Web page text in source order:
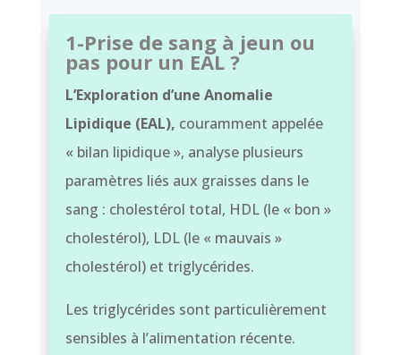
1-Prise de sang à jeun ou
pas pour un EAL ?
L’Exploration d’une Anomalie
Lipidique (EAL), couramment appelée
« bilan lipidique », analyse plusieurs
paramètres liés aux graisses dans le
sang : cholestérol total, HDL (le « bon »
cholestérol), LDL (le « mauvais »
cholestérol) et triglycérides.
Les triglycérides sont particulièrement
sensibles à l’alimentation récente.